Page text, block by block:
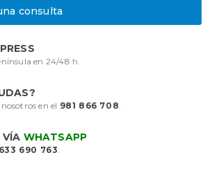
consulta
en 24/48 h.
en el 981 866 708.
VÍA WHATSAPP
633 690 763.